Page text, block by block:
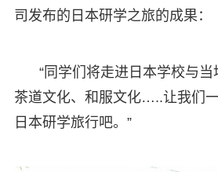
司发布的日本研学之旅的成果：
“同学们将走进日本学校与
茶道文化、和服文化…..让我们
日本研学旅行吧。”